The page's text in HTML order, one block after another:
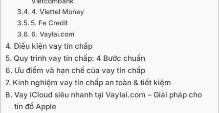
4. Viettel Money
5. Fe Credit
6. Vaylai.com
Điều kiện vay tín chấp
Quy trình vay tín chấp: 4 Bước chuẩn
Ưu điểm và hạn chế của vay tín chấp
Kinh nghiệm vay tín chấp an toàn & tiết kiệm
Vay iCloud siêu nhanh tại Vaylai.com – Giải pháp cho
tín đồ Apple